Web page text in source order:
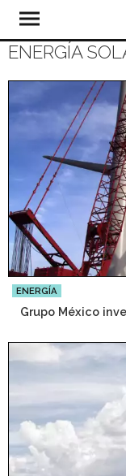
ENERGÍA
ENERGÍA
Grupo México